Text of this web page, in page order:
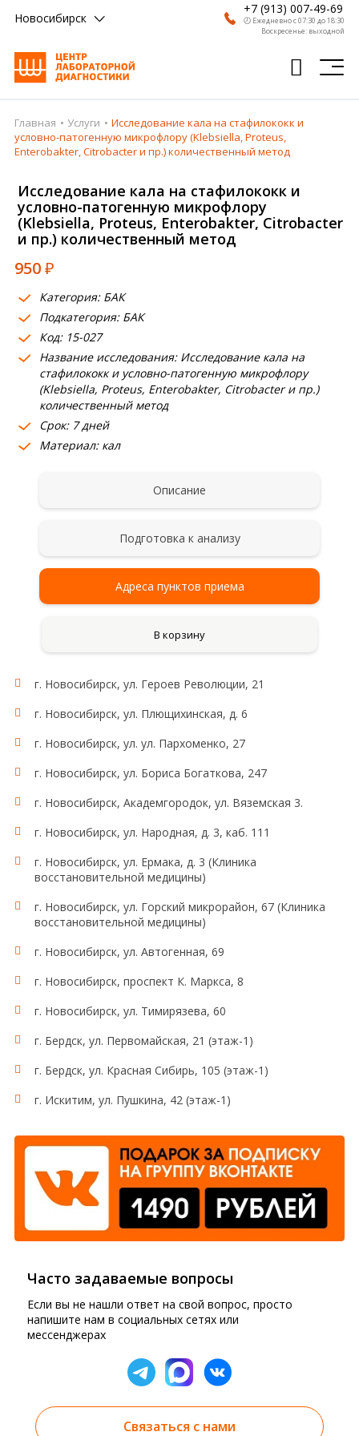
Новосибирск
+7 (913) 007-49-69
🕗 Ежедневно с 07:30 до 18:30
Воскресенье: выходной
Главная
Врачи
Получить результат
Пациентам
О компании
Где сдать
Партнерам
Главная Услуги
Исследование кала на стафилококк и
условно-патогенную микрофлору (Klebsiella, Proteus,
Enterobakter, Citrobacter и пр.) количественный метод
Исследование кала на стафилококк и
условно-патогенную микрофлору
(Klebsiella, Proteus, Enterobakter, Citrobacter
и пр.) количественный метод
950₽
Категория: БАК
Подкатегория: БАК
Код: 15-027
Название исследования: Исследование кала на
стафилококк и условно-патогенную микрофлору
(Klebsiella, Proteus, Enterobakter, Citrobacter и пр.)
количественный метод
Срок: 7 дней
Материал: кал
Описание
Подготовка к анализу
Адреса пунктов приема
В корзину
г. Новосибирск, ул. Героев Революции, 21
г. Новосибирск, ул. Плющихинская, д. 6
г. Новосибирск, ул. ул. Пархоменко, 27
г. Новосибирск, ул. Бориса Богаткова, 247
г. Новосибирск, Академгородок, ул. Вяземская 3.
г. Новосибирск, ул. Народная, д. 3, каб. 111
г. Новосибирск, ул. Ермака, д. 3 (Клиника
восстановительной медицины)
г. Новосибирск, ул. Горский микрорайон, 67 (Клиника
восстановительной медицины)
г. Новосибирск, ул. Автогенная, 69
г. Новосибирск, проспект К. Маркса, 8
г. Новосибирск, ул. Тимирязева, 60
г. Бердск, ул. Первомайская, 21 (этаж-1)
г. Бердск, ул. Красная Сибирь, 105 (этаж-1)
г. Искитим, ул. Пушкина, 42 (этаж-1)
Часто задаваемые вопросы
Если вы не нашли ответ на свой вопрос, просто
напишите нам в социальных сетях или
мессенджерах
Связаться с нами